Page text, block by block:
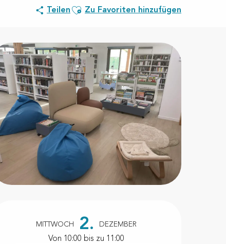
Teilen Ajouter aux favoris
Zu Favoriten hinzufügen
Öffnungszeiten &
MITTWOCH 2. DEZEMBER
Von 10:00 bis zu 11:00